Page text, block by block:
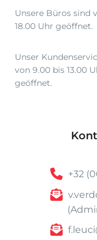
Unsere Büros sind
18.00 Uhr geöffnet.
Unser
von 9.00 bis 13.00
geöffnet.
+32